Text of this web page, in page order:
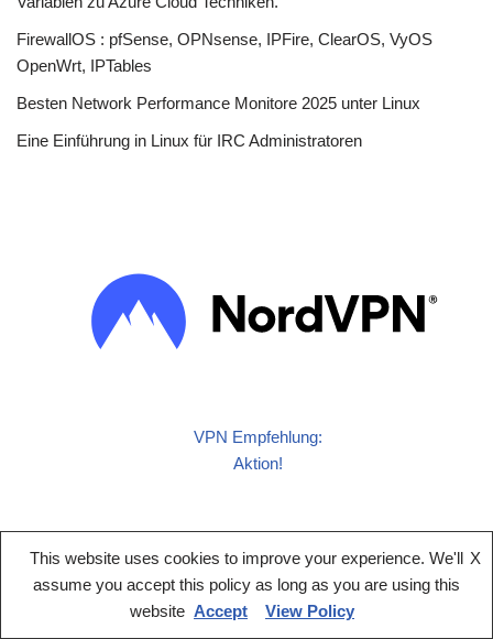
FirewallOS : pfSense, OPNsense, IPFire, ClearOS, VyOS
OpenWrt, IPTables
Besten Network Performance Monitore 2025 unter Linux
Eine Einführung in Linux für IRC Administratoren
VPN Empfehlung:
Aktion!
This website uses cookies to improve your experience. We'll
assume you accept this policy as long as you are using this
website
X
Accept View Policy